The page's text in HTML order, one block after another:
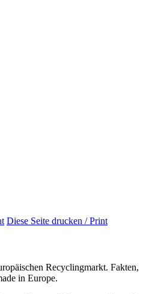
Diese Seite drucken / Print
Recyclingmarkt. Fakten,
in Europe.